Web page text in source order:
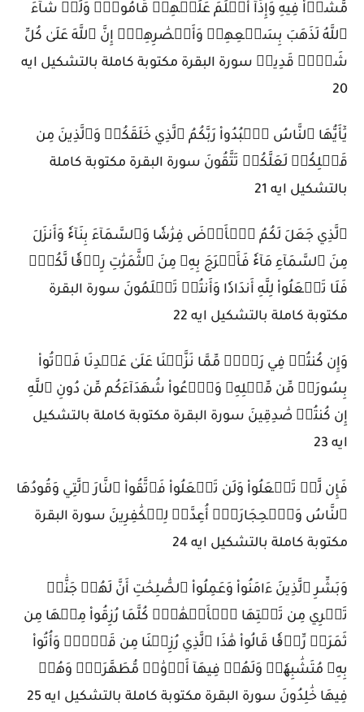
مَّشَوۡاْ فِيهِ وَإِذَآ أَظۡلَمَ عَلَيۡهِمۡ قَامُواْۚ وَلَوۡ شَآءَ
ٱللَّهُ لَذَهَبَ بِسَمۡعِهِمۡ وَأَبۡصَٰرِهِمۡۚ إِنَّ ٱللَّهَ عَلَىٰ كُلِّ
شَيۡءٖ قَدِيرٞ سورة البقرة مكتوبة كاملة بالتشكيل ايه
20
يَٰٓأَيُّهَا ٱلنَّاسُ ٱعۡبُدُواْ رَبَّكُمُ ٱلَّذِي خَلَقَكُمۡ وَٱلَّذِينَ مِن
قَبۡلِكُمۡ لَعَلَّكُمۡ تَتَّقُونَ سورة البقرة مكتوبة كاملة
بالتشكيل ايه 21
ٱلَّذِي جَعَلَ لَكُمُ ٱلۡأَرۡضَ فِرَٰشٗا وَٱلسَّمَآءَ بِنَآءٗ وَأَنزَلَ
مِنَ ٱلسَّمَآءِ مَآءٗ فَأَخۡرَجَ بِهِۦ مِنَ ٱلثَّمَرَٰتِ رِزۡقٗا لَّكُمۡۖ
فَلَا تَجۡعَلُواْ لِلَّهِ أَندَادٗا وَأَنتُمۡ تَعۡلَمُونَ سورة البقرة
مكتوبة كاملة بالتشكيل ايه 22
وَإِن كُنتُمۡ فِي رَيۡبٖ مِّمَّا نَزَّلۡنَا عَلَىٰ عَبۡدِنَا فَأۡتُواْ
بِسُورَةٖ مِّن مِّثۡلِهِۦ وَٱدۡعُواْ شُهَدَآءَكُم مِّن دُونِ ٱللَّهِ
إِن كُنتُمۡ صَٰدِقِينَ سورة البقرة مكتوبة كاملة بالتشكيل
ايه 23
فَإِن لَّمۡ تَفۡعَلُواْ وَلَن تَفۡعَلُواْ فَٱتَّقُواْ ٱلنَّارَ ٱلَّتِي وَقُودُهَا
ٱلنَّاسُ وَٱلۡحِجَارَةُۖ أُعِدَّتۡ لِلۡكَٰفِرِينَ سورة البقرة
مكتوبة كاملة بالتشكيل ايه 24
وَبَشِّرِ ٱلَّذِينَ ءَامَنُواْ وَعَمِلُواْ ٱلصَّٰلِحَٰتِ أَنَّ لَهُمۡ جَنَّٰتٖ
تَجۡرِي مِن تَحۡتِهَا ٱلۡأَنۡهَٰرُۖ كُلَّمَا رُزِقُواْ مِنۡهَا مِن
ثَمَرَةٖ رِّزۡقٗا قَالُواْ هَٰذَا ٱلَّذِي رُزِقۡنَا مِن قَبۡلُۖ وَأُتُواْ
بِهِۦ مُتَشَٰبِهٗاۖ وَلَهُمۡ فِيهَآ أَزۡوَٰجٞ مُّطَهَّرَةٞۖ وَهُمۡ
فِيهَا خَٰلِدُونَ سورة البقرة مكتوبة كاملة بالتشكيل ايه 25